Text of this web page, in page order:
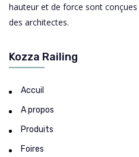
hauteur et de force sont
des architectes.
Kozza Railing
Accuil
A propos
Produits
Foires